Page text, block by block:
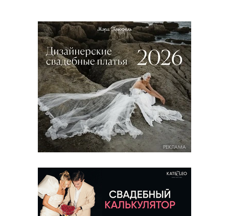
РЕКЛАМА